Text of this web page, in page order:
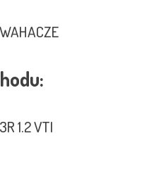
1.2 VTI